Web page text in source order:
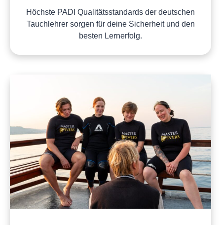
Höchste PADI Qualitätsstandards der deutschen
Tauchlehrer sorgen für deine Sicherheit und den
besten Lernerfolg.